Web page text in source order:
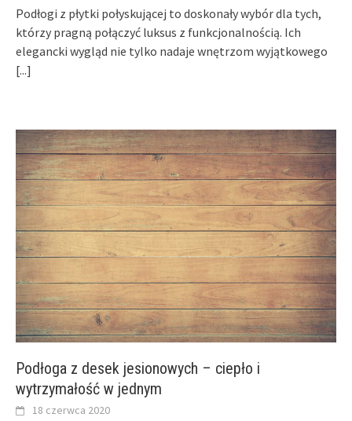
Podłogi z płytki połyskującej to doskonały wybór dla tych,
którzy pragną połączyć luksus z funkcjonalnością. Ich
elegancki wygląd nie tylko nadaje wnętrzom wyjątkowego
[...]
Podłoga z desek jesionowych – ciepło i
wytrzymałość w jednym
18 czerwca 2020